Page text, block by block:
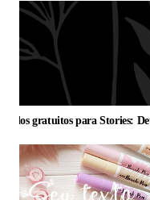
gratuitos para Stories: